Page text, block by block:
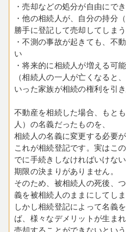
・売却などの処分が自由にで
・他の相続人が、自分の持分
勝手に登記して売却してしまう
・不測の事故が起きても、不
い
・将来的に相続人が増える可
（相続人の一人が亡くなると
いった家族が相続の権利を引き
不動産を相続した場合、もと
人）の名義だったものを、
相続人の名義に変更する必要が
これが相続登記です。実はこ
でに手続きしなければいけな
期限の決まりがありません。
そのため、被相続人の死後、
義を被相続人のままにしてし
しかし相続登記によって名義
ば、様々なデメリットが生まれ